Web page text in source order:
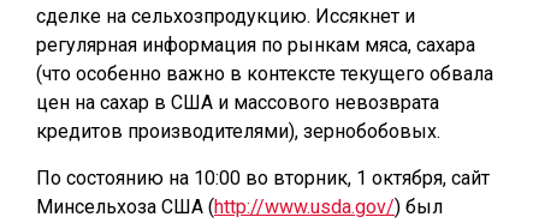
сделке на сельхозпродукцию. Иссякнет и
регулярная информация по рынкам мяса, сахара
(что особенно важно в контексте текущего обвала
цен на сахар в США и массового невозврата
кредитов производителями), зернобобовых.
По состоянию на 10:00 во вторник, 1 октября, сайт
Минсельхоза США (http://www.usda.gov/) был